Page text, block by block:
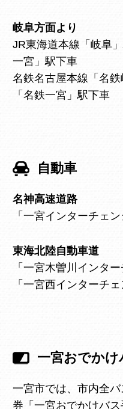
岐阜方面より
JR東海道本線「岐阜
一宮」駅下車
名鉄名古屋本線「名
「名鉄一宮」駅下車
自動車
名神高速道路
「一宮インターチェ
東海北陸自動車道
「一宮木曽川インタ
「一宮西インターチ
一宮おでかけ
一宮市では、市内全
券「一宮おでかけバ